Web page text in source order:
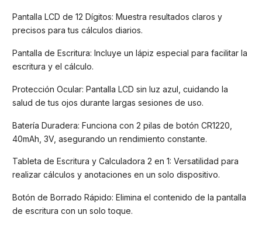
Pantalla LCD de 12 Dígitos: Muestra resultados claros y
precisos para tus cálculos diarios.
Pantalla de Escritura: Incluye un lápiz especial para facilitar la
escritura y el cálculo.
Protección Ocular: Pantalla LCD sin luz azul, cuidando la
salud de tus ojos durante largas sesiones de uso.
Batería Duradera: Funciona con 2 pilas de botón CR1220,
40mAh, 3V, asegurando un rendimiento constante.
Tableta de Escritura y Calculadora 2 en 1: Versatilidad para
realizar cálculos y anotaciones en un solo dispositivo.
Botón de Borrado Rápido: Elimina el contenido de la pantalla
de escritura con un solo toque.